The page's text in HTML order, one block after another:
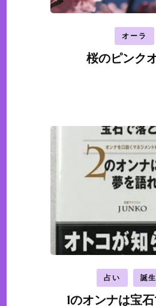
オーラ
桜のピンク
占い 誕
1のオンナは宝